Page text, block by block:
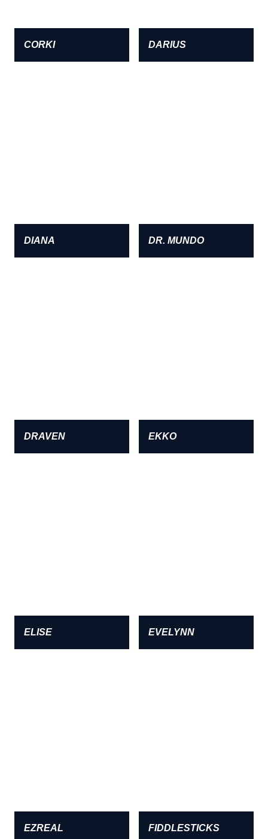
CORKI DARIUS
DIANA DR. MUNDO
DRAVEN EKKO
ELISE EVELYNN
EZREAL FIDDLESTICKS